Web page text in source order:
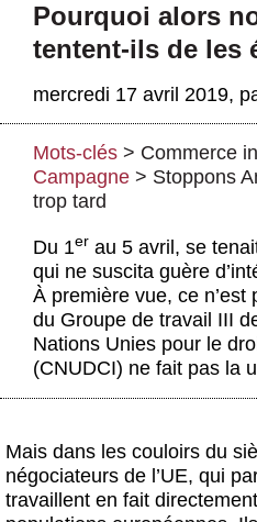
Publications
Actus et médias
Boutique
Pourquoi alors
tentent-ils de les
mercredi 17 avril 2019,
Mots-clés > Commerce
Campagne > Stoppons
trop tard
Du 1er au 5 avril, se
qui ne suscita guère
À première vue, ce
du Groupe de travail III
Nations Unies pour le
(CNUDCI) ne fait pas la
Mais dans les couloirs du
négociateurs de l’UE, qui
travaillent en fait